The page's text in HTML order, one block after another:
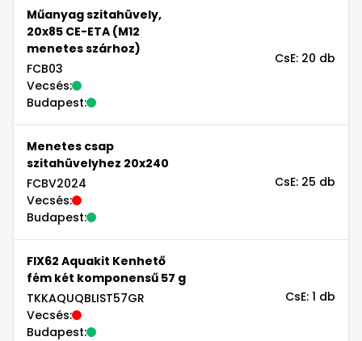
Műanyag szitahüvely,
20x85 CE-ETA (M12
menetes szárhoz)
FCB03
Vecsés:
Budapest:
CsE: 20 db
Menetes csap
szitahüvelyhez 20x240
FCBV2024
Vecsés:
Budapest:
CsE: 25 db
FIX62 Aquakit Kenhető
fém két komponensű 57 g
TKKAQUQBLIST57GR
Vecsés:
Budapest:
CsE: 1 db